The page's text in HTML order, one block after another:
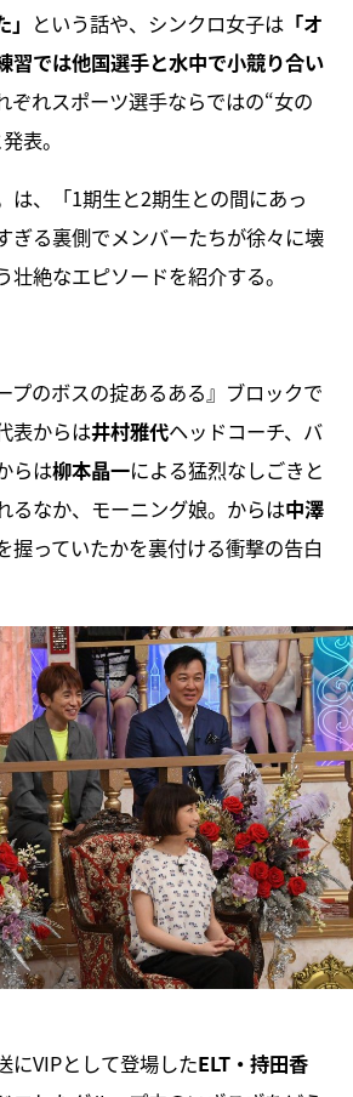
という話や、シンクロ女子は「オ
習では他国選手と水中で小競り合い
ぞれスポーツ選手ならではの“女の
表。
は、「1期生と2期生との間にあっ
ぎる裏側でメンバーたちが徐々に壊
壮絶なエピソードを紹介する。
プのボスの掟あるある』ブロックで
表からは井村雅代ヘッドコーチ、バ
らは柳本晶一による猛烈なしごきと
るなか、モーニング娘。からは中澤
握っていたかを裏付ける衝撃の告白
にVIPとして登場したELT・持田香